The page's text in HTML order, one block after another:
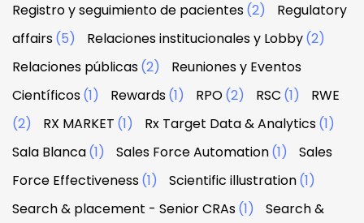
Registro y seguimiento de pacientes(2)
Regulatory
affairs(5) Relaciones institucionales y Lobby(2)
Relaciones públicas(2)
Reuniones y Eventos
Científicos(1) Rewards(1) RPO(2) RSC (1)
RWE
(2)
RX MARKET (1) Rx Target Data & Analytics(1)
Sala Blanca(1) Sales Force Automation(1)
Sales
Force Effectiveness(1) Scientific illustration(1)
Search & placement - Senior CRAs(1)
Search &